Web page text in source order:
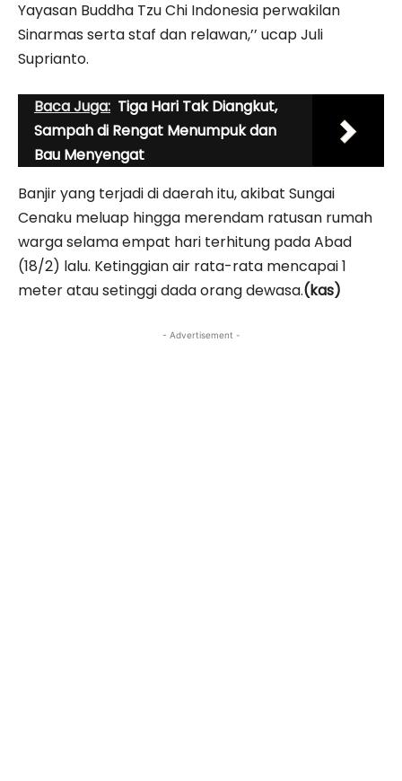
Yayasan Buddha Tzu Chi Indonesia perwakilan
Sinarmas serta staf dan relawan,’’ ucap Juli
Suprianto.
Baca Juga: Tiga Hari Tak Diangkut,
Sampah di Rengat Menumpuk dan
Bau Menyengat
Banjir yang terjadi di daerah itu, akibat Sungai
Cenaku meluap hingga merendam ratusan rumah
warga selama empat hari terhitung pada Abad
(18/2) lalu. Ketinggian air rata-rata mencapai 1
meter atau setinggi dada orang dewasa.(kas)
- Advertisement -